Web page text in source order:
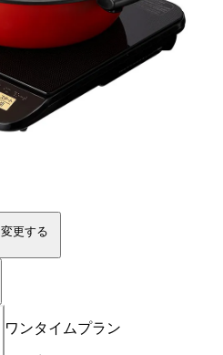
変更する
ワンタイムプラン